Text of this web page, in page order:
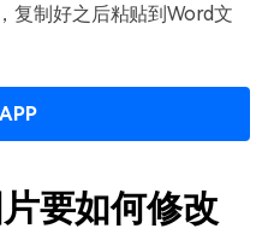
复制好之后粘贴到Word文
要如何修改